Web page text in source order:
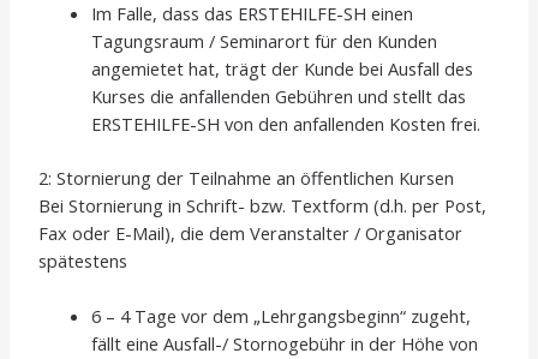
Im Falle, dass das ERSTEHILFE-SH einen
Tagungsraum / Seminarort für den Kunden
angemietet hat, trägt der Kunde bei Ausfall des
Kurses die anfallenden Gebühren und stellt das
ERSTEHILFE-SH von den anfallenden Kosten frei.
2: Stornierung der Teilnahme an öffentlichen Kursen
Bei Stornierung in Schrift- bzw. Textform (d.h. per Post,
Fax oder E-Mail), die dem Veranstalter / Organisator
spätestens
6 – 4 Tage vor dem „Lehrgangsbeginn“ zugeht,
fällt eine Ausfall-/ Stornogebühr in der Höhe von